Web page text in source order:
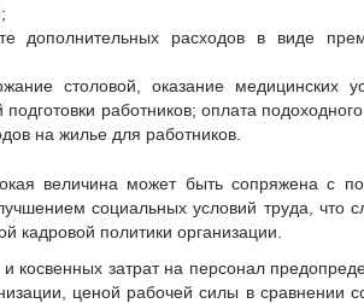
дополнительных расходов в виде
столовой, оказание медицинских
работников; оплата
на жилье для работников.
величина может быть сопряжена с
социальных условий труда, что
кадровой политики организации.
косвенных затрат на персонал
ценой рабочей силы в сравнении